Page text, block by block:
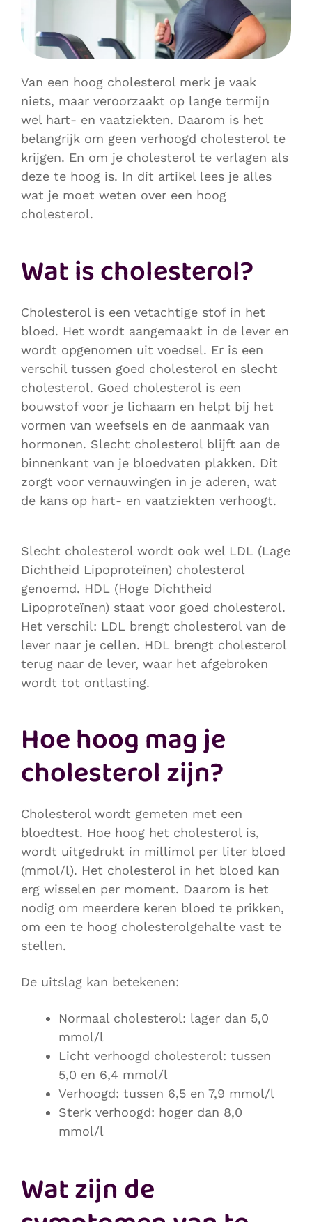
Van een hoog cholesterol merk je vaak
niets, maar veroorzaakt op lange termijn
wel hart- en vaatziekten. Daarom is het
belangrijk om geen verhoogd cholesterol te
krijgen. En om je cholesterol te verlagen als
deze te hoog is. In dit artikel lees je alles
wat je moet weten over een hoog
cholesterol.
Wat is cholesterol?
Cholesterol is een vetachtige stof in het
bloed. Het wordt aangemaakt in de lever en
wordt opgenomen uit voedsel. Er is een
verschil tussen goed cholesterol en slecht
cholesterol. Goed cholesterol is een
bouwstof voor je lichaam en helpt bij het
vormen van weefsels en de aanmaak van
hormonen. Slecht cholesterol blijft aan de
binnenkant van je bloedvaten plakken. Dit
zorgt voor vernauwingen in je aderen, wat
de kans op hart- en vaatziekten verhoogt.
Slecht cholesterol wordt ook wel LDL (Lage
Dichtheid Lipoproteïnen) cholesterol
genoemd. HDL (Hoge Dichtheid
Lipoproteïnen) staat voor goed cholesterol.
Het verschil: LDL brengt cholesterol van de
lever naar je cellen. HDL brengt cholesterol
terug naar de lever, waar het afgebroken
wordt tot ontlasting.
Hoe hoog mag je
cholesterol zijn?
Cholesterol wordt gemeten met een
bloedtest. Hoe hoog het cholesterol is,
wordt uitgedrukt in millimol per liter bloed
(mmol/l). Het cholesterol in het bloed kan
erg wisselen per moment. Daarom is het
nodig om meerdere keren bloed te prikken,
om een te hoog cholesterolgehalte vast te
stellen.
De uitslag kan betekenen:
Normaal cholesterol: lager dan 5,0
mmol/l
Licht verhoogd cholesterol: tussen
5,0 en 6,4 mmol/l
Verhoogd: tussen 6,5 en 7,9 mmol/l
Sterk verhoogd: hoger dan 8,0
mmol/l
Wat zijn de